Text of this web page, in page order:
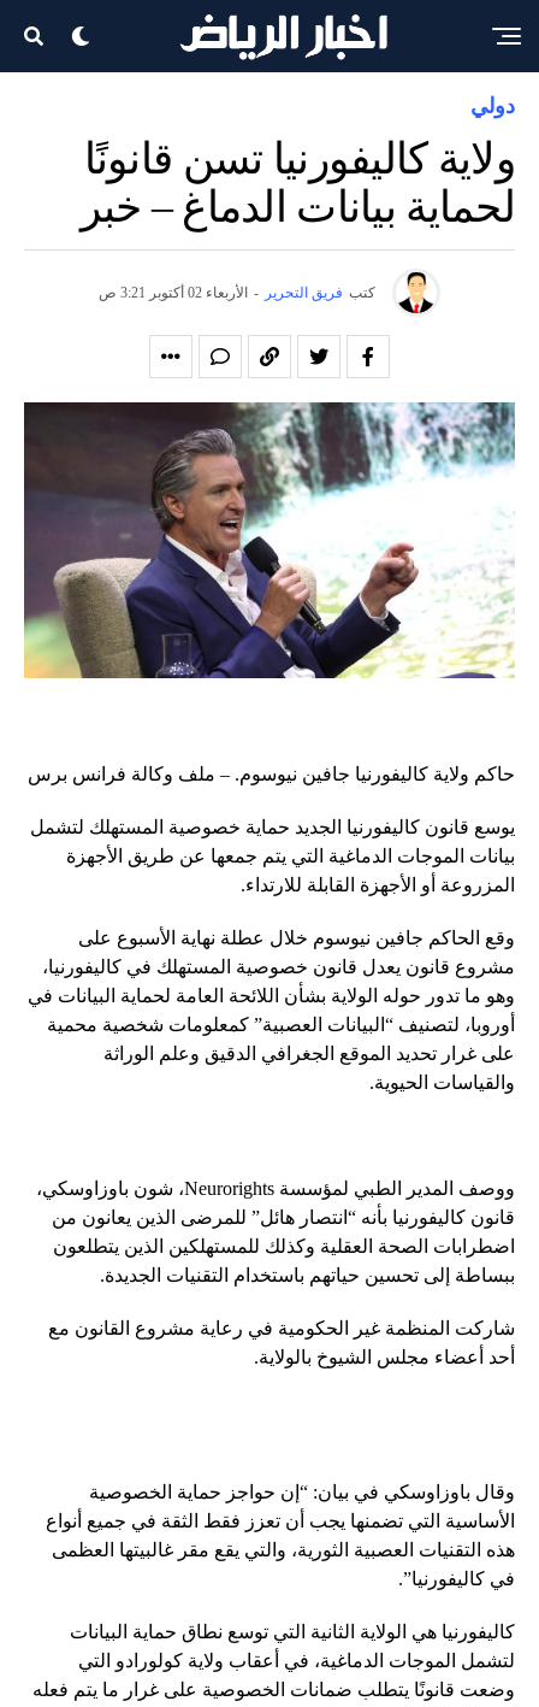
دولي
ولاية كاليفورنيا تسن قانونًا
لحماية بيانات الدماغ – خبر
كتب فريق التحرير - الأربعاء 02 أكتوبر 3:21 ص
حاكم ولاية كاليفورنيا جافين نيوسوم. – ملف وكالة فرانس برس
يوسع قانون كاليفورنيا الجديد حماية خصوصية المستهلك لتشمل
بيانات الموجات الدماغية التي يتم جمعها عن طريق الأجهزة
المزروعة أو الأجهزة القابلة للارتداء.
وقع الحاكم جافين نيوسوم خلال عطلة نهاية الأسبوع على
مشروع قانون يعدل قانون خصوصية المستهلك في كاليفورنيا،
وهو ما تدور حوله الولاية بشأن اللائحة العامة لحماية البيانات في
أوروبا، لتصنيف “البيانات العصبية” كمعلومات شخصية محمية
على غرار تحديد الموقع الجغرافي الدقيق وعلم الوراثة
والقياسات الحيوية.
ووصف المدير الطبي لمؤسسة Neurorights، شون باوزاوسكي،
قانون كاليفورنيا بأنه “انتصار هائل” للمرضى الذين يعانون من
اضطرابات الصحة العقلية وكذلك للمستهلكين الذين يتطلعون
ببساطة إلى تحسين حياتهم باستخدام التقنيات الجديدة.
شاركت المنظمة غير الحكومية في رعاية مشروع القانون مع
أحد أعضاء مجلس الشيوخ بالولاية.
وقال باوزاوسكي في بيان: “إن حواجز حماية الخصوصية
الأساسية التي تضمنها يجب أن تعزز فقط الثقة في جميع أنواع
هذه التقنيات العصبية الثورية، والتي يقع مقر غالبيتها العظمى
في كاليفورنيا”.
كاليفورنيا هي الولاية الثانية التي توسع نطاق حماية البيانات
لتشمل الموجات الدماغية، في أعقاب ولاية كولورادو التي
وضعت قانونًا يتطلب ضمانات الخصوصية على غرار ما يتم فعله